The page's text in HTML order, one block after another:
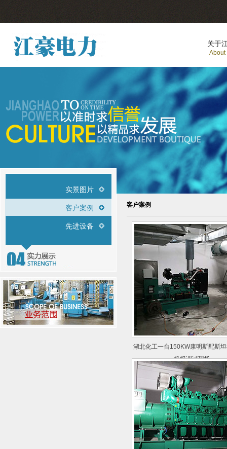
关于
About
实景图片
客户案例
先进设备
客户案例
湖北化工一台150KW康明斯配斯
机组调试现场